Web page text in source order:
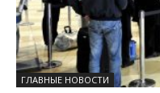
ГЛАВНЫЕ НОВОСТИ